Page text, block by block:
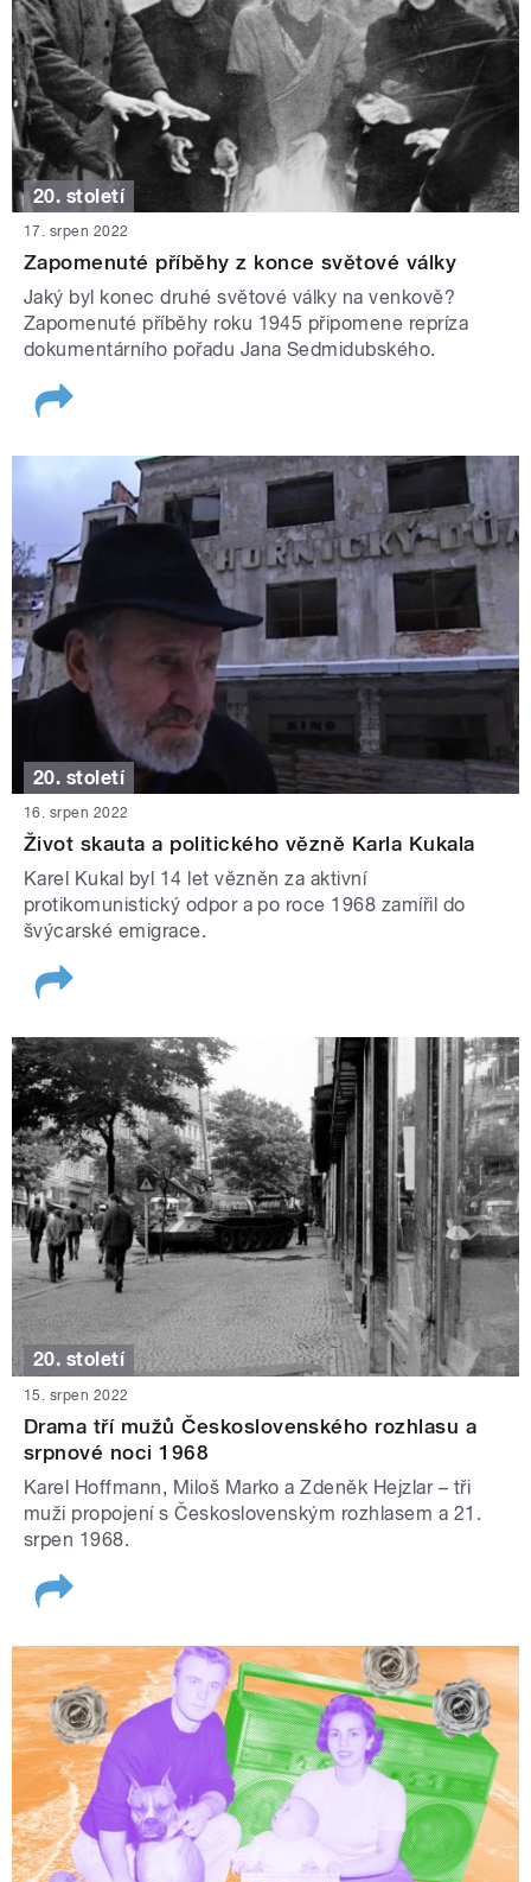
20. století
17. srpen 2022
Zapomenuté příběhy z konce světové války
Jaký byl konec druhé světové války na venkově?
Zapomenuté příběhy roku 1945 připomene repríza
dokumentárního pořadu Jana Sedmidubského.
20. století
16. srpen 2022
Život skauta a politického vězně Karla Kukala
Karel Kukal byl 14 let vězněn za aktivní
protikomunistický odpor a po roce 1968 zamířil do
švýcarské emigrace.
20. století
15. srpen 2022
Drama tří mužů Československého rozhlasu a
srpnové noci 1968
Karel Hoffmann, Miloš Marko a Zdeněk Hejzlar – tři
muži propojení s Československým rozhlasem a 21.
srpen 1968.